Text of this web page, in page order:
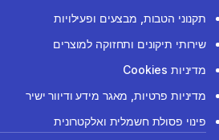
תקנוני הטבות, מבצעים ופעילויות
שירותי תיקונים ותחזוקה למוצרים
מדיניות Cookies
מדיניות פרטיות, מאגר מידע ודיוור ישיר
פינוי פסולת חשמלית ואלקטרונית